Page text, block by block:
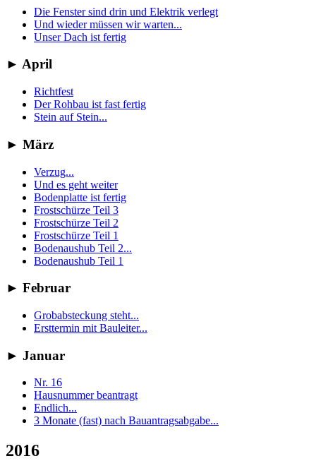
Die Fenster sind drin und Elektrik verlegt
Und wieder müssen wir warten...
Unser Dach ist fertig
► April
Richtfest
Der Rohbau ist fast fertig
Stein auf Stein...
► März
Verzug...
Und es geht weiter
Bodenplatte ist fertig
Frostschürze Teil 3
Frostschürze Teil 2
Frostschürze Teil 1
Bodenaushub Teil 2...
Bodenaushub Teil 1
► Februar
Grobabsteckung steht...
Ersttermin mit Bauleiter...
► Januar
Nr. 16
Hausnummer beantragt
Endlich...
3 Monate (fast) nach Bauantragsabgabe...
2016